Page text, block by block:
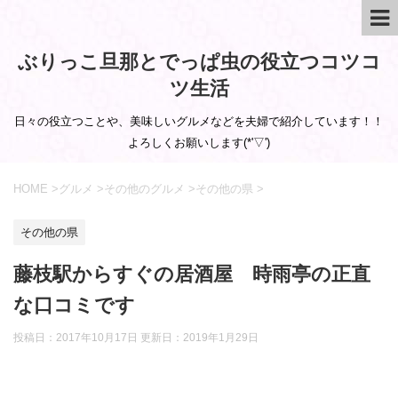
ぶりっこ旦那とでっぱ虫の役立つコツコ
ツ生活
日々の役立つことや、美味しいグルメなどを夫婦で紹介しています！！
よろしくお願いします(*'▽')
HOME > グルメ >その他のグルメ >その他の県 >
その他の県
藤枝駅からすぐの居酒屋 時雨亭の正直
な口コミです
投稿日：2017年10月17日 更新日： 2019年1月29日